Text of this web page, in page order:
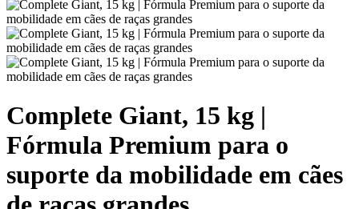
Complete Giant, 15 kg |
Fórmula Premium para o
suporte da mobilidade em cães